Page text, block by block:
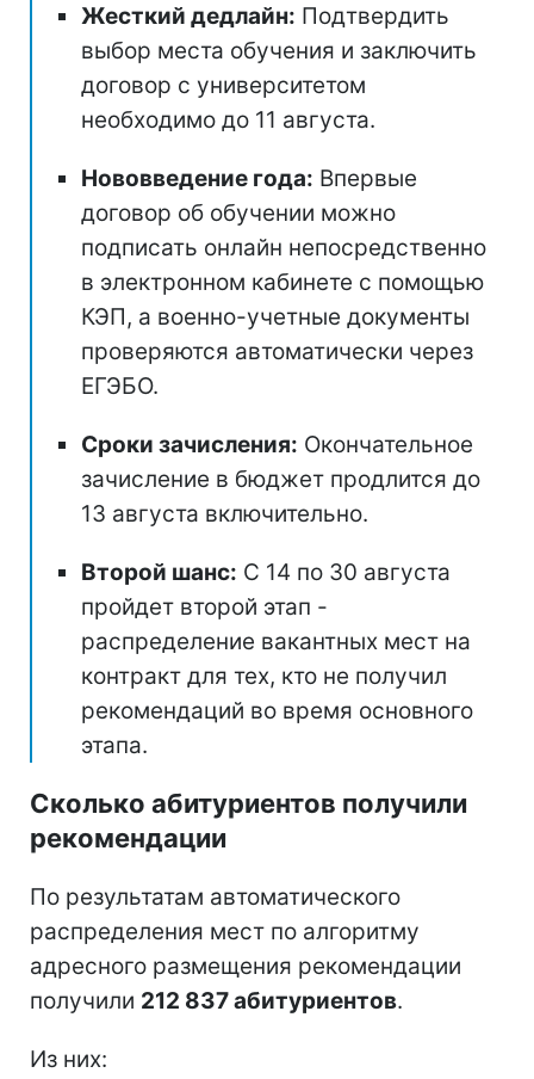
Жесткий дедлайн: Подтвердить
выбор места обучения и заключить
договор с университетом
необходимо до 11 августа.
Нововведение года: Впервые
договор об обучении можно
подписать онлайн непосредственно
в электронном кабинете с помощью
КЭП, а военно-учетные документы
проверяются автоматически через
ЕГЭБО.
Сроки зачисления: Окончательное
зачисление в бюджет продлится до
13 августа включительно.
Второй шанс: С 14 по 30 августа
пройдет второй этап -
распределение вакантных мест на
контракт для тех, кто не получил
рекомендаций во время основного
этапа.
Сколько абитуриентов получили
рекомендации
По результатам автоматического
распределения мест по алгоритму
адресного размещения рекомендации
получили 212 837 абитуриентов.
Из них: